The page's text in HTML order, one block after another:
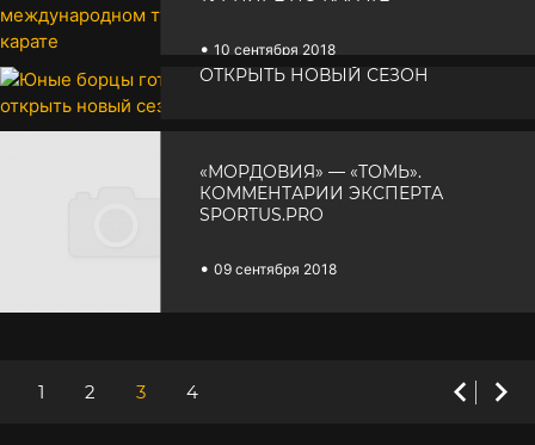
•10 сентября 2018
ЮНЫЕ БОРЦЫ ГОТОВЯТСЯ
ОТКРЫТЬ НОВЫЙ СЕЗОН
«МОРДОВИЯ» — «ТОМЬ».
КОММЕНТАРИИ ЭКСПЕРТА
SPORTUS.PRO
•09 сентября 2018
1 2 3 4